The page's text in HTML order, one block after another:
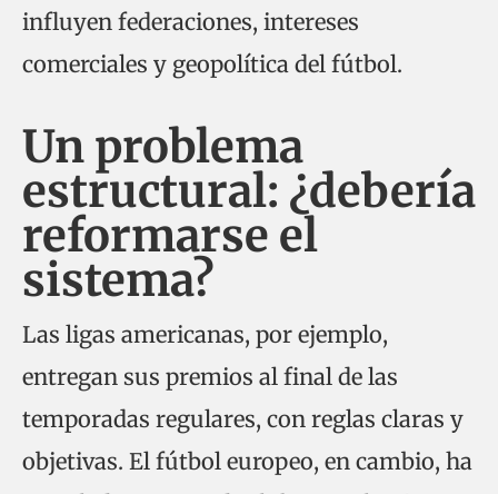
influyen federaciones, intereses
comerciales y geopolítica del fútbol.
Un problema
estructural: ¿debería
reformarse el
sistema?
Las ligas americanas, por ejemplo,
entregan sus premios al final de las
temporadas regulares, con reglas claras y
objetivas. El fútbol europeo, en cambio, ha